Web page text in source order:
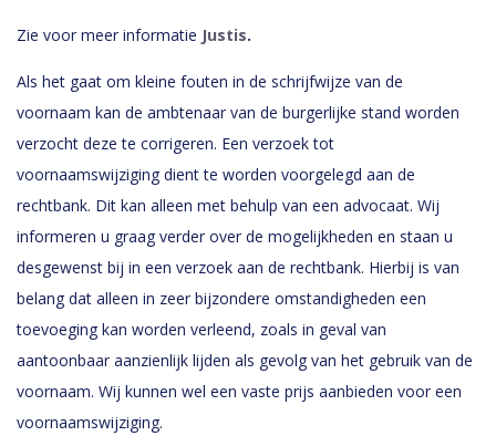
Zie voor meer informatie Justis.
Als het gaat om kleine fouten in de schrijfwijze van de
voornaam kan de ambtenaar van de burgerlijke stand worden
verzocht deze te corrigeren. Een verzoek tot
voornaamswijziging dient te worden voorgelegd aan de
rechtbank. Dit kan alleen met behulp van een advocaat. Wij
informeren u graag verder over de mogelijkheden en staan u
desgewenst bij in een verzoek aan de rechtbank. Hierbij is van
belang dat alleen in zeer bijzondere omstandigheden een
toevoeging kan worden verleend, zoals in geval van
aantoonbaar aanzienlijk lijden als gevolg van het gebruik van de
voornaam. Wij kunnen wel een vaste prijs aanbieden voor een
voornaamswijziging.